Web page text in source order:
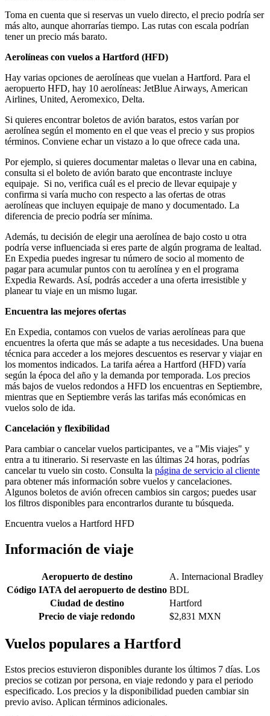
Toma en cuenta que si reservas un vuelo directo, el precio podría ser
más alto, aunque ahorrarías tiempo. Las rutas con escala podrían
tener un precio más barato.
Aerolíneas con vuelos a Hartford (HFD)
Hay varias opciones de aerolíneas que vuelan a Hartford. Para el
aeropuerto HFD, hay 10 aerolíneas: JetBlue Airways, American
Airlines, United, Aeromexico, Delta.
Si quieres encontrar boletos de avión baratos, estos varían por
aerolínea según el momento en el que veas el precio y sus propios
términos. Conviene echar un vistazo a lo que ofrece cada una.
Por ejemplo, si quieres documentar maletas o llevar una en cabina,
consulta si el boleto de avión barato que encontraste incluye
equipaje. Si no, verifica cuál es el precio de llevar equipaje y
confirma si varía mucho con respecto a las ofertas de otras
aerolíneas que incluyen equipaje de mano y documentado. La
diferencia de precio podría ser mínima.
Además, tu decisión de elegir una aerolínea de bajo costo u otra
podría verse influenciada si eres parte de algún programa de lealtad.
En Expedia puedes ingresar tu número de socio al momento de
pagar para acumular puntos con tu aerolínea y en el programa
Expedia Rewards. Así, podrás acceder a una oferta irresistible y
planear tu viaje en un mismo lugar.
Encuentra las mejores ofertas
En Expedia, contamos con vuelos de varias aerolíneas para que
encuentres la oferta que más se adapte a tus necesidades. Una buena
técnica para acceder a los mejores descuentos es reservar y viajar en
los momentos indicados. La tarifa aérea a Hartford (HFD) varía
según la época del año y la demanda por temporada. Los precios
más bajos de vuelos redondos a HFD los encuentras en Septiembre,
mientras que en Septiembre verás las tarifas más económicas en
vuelos solo de ida.
Cancelación y flexibilidad
Para cambiar o cancelar vuelos participantes, ve a "Mis viajes" y
entra a tu itinerario. Si reservaste en las últimas 24 horas, podrías
cancelar tu vuelo sin costo. Consulta la página de servicio al cliente
para obtener más información sobre vuelos y cancelaciones.
Algunos boletos de avión ofrecen cambios sin cargos; puedes usar
los filtros disponibles para encontrarlos durante tu búsqueda.
Encuentra vuelos a Hartford HFD
Información de viaje
Aeropuerto de destino
A. Internacional Bradley
Código IATA del aeropuerto de destino BDL
Ciudad de destino
Hartford
Precio de viaje redondo
$2,831 MXN
Vuelos populares a Hartford
Estos precios estuvieron disponibles durante los últimos 7 días. Los
precios se cotizan por persona, en viaje redondo y para el periodo
especificado. Los precios y la disponibilidad pueden cambiar sin
previo aviso. Aplican términos adicionales.